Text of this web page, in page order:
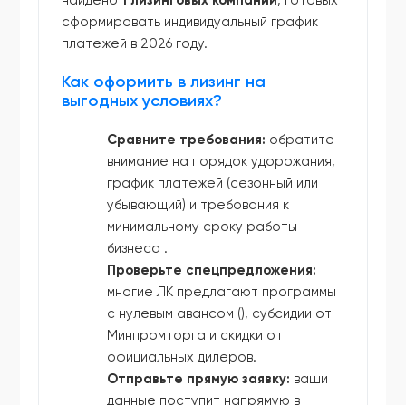
сформировать индивидуальный график
платежей в 2026 году.
Как оформить в лизинг на
выгодных условиях?
Сравните требования: обратите
внимание на порядок удорожания,
график платежей (сезонный или
убывающий) и требования к
минимальному сроку работы
бизнеса .
Проверьте спецпредложения:
многие ЛК предлагают программы
с нулевым авансом (), субсидии от
Минпромторга и скидки от
официальных дилеров.
Отправьте прямую заявку: ваши
данные поступит напрямую в